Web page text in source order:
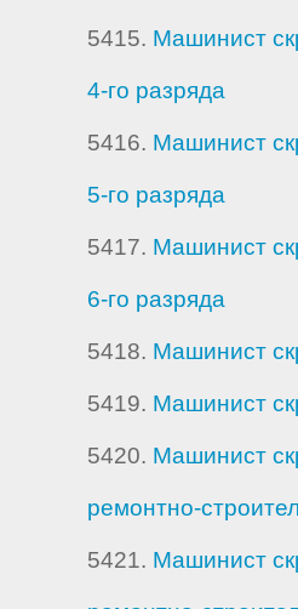
5415. Машинист
4-го разряда
5416. Машинист
5-го разряда
5417. Машинист
6-го разряда
5418. Машинист
5419. Машинист
5420. Машинист
ремонтно-
5421. Машинист